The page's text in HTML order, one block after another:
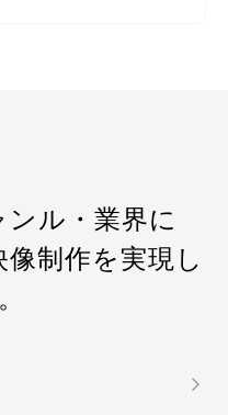
ル・業界に
制作を実現し